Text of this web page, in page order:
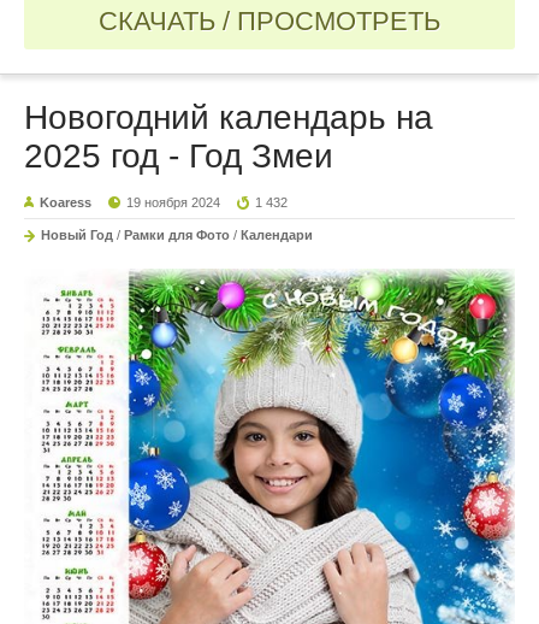
СКАЧАТЬ / ПРОСМОТРЕТЬ
Новогодний календарь на
2025 год - Год Змеи
Koaress 19 ноября 2024 1 432
Новый Год / Рамки для Фото / Календари